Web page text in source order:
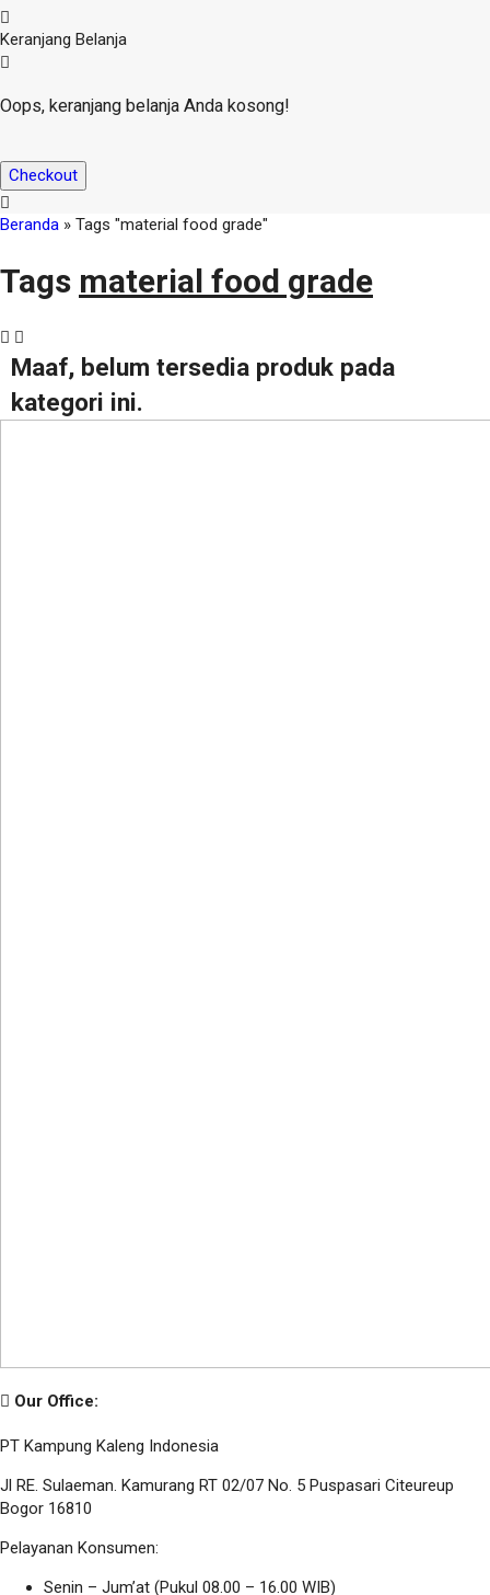
Keranjang Belanja
Oops, keranjang belanja Anda kosong!
Checkout
Beranda » Tags "material food grade"
Tags material food grade
Maaf, belum tersedia produk pada
kategori ini.
Our Office:
PT Kampung Kaleng Indonesia
Jl RE. Sulaeman. Kamurang RT 02/07 No. 5 Puspasari Citeureup
Bogor 16810
Pelayanan Konsumen:
Senin – Jum’at (Pukul 08.00 – 16.00 WIB)